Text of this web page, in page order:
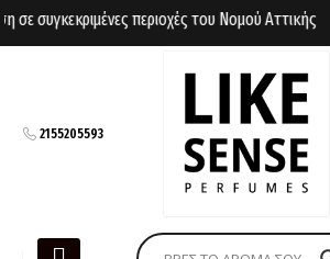
συγκεκριμένες περιοχές του Νομού Αττικής
2155205593